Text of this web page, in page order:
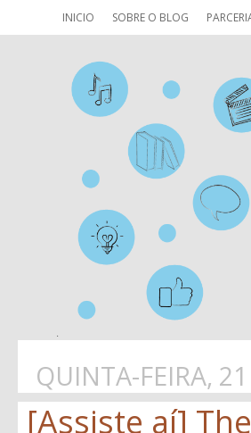
INICIO SOBRE O BLOG
QUINTA-FEIRA,
[Assiste aí]